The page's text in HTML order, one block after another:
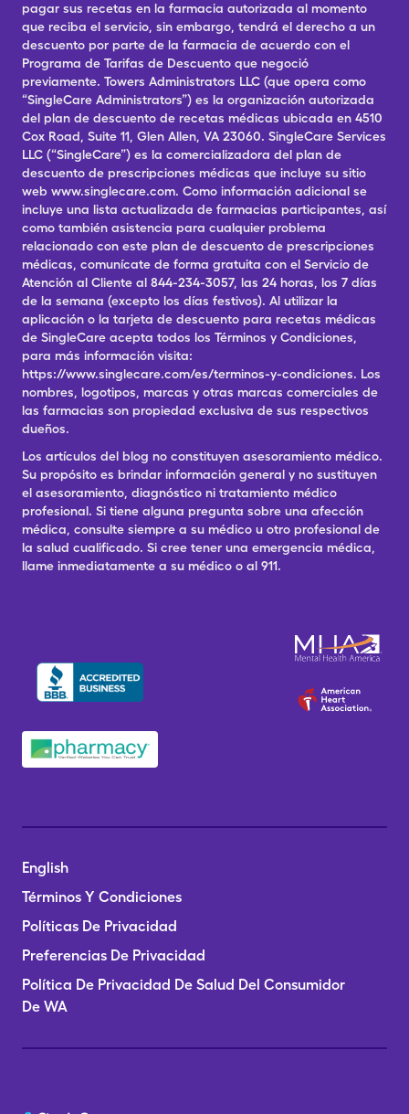
pagar sus recetas en la farmacia autorizada al momento
que reciba el servicio, sin embargo, tendrá el derecho a un
descuento por parte de la farmacia de acuerdo con el
Programa de Tarifas de Descuento que negoció
previamente. Towers Administrators LLC (que opera como
“SingleCare Administrators”) es la organización autorizada
del plan de descuento de recetas médicas ubicada en 4510
Cox Road, Suite 11, Glen Allen, VA 23060. SingleCare Services
LLC (“SingleCare”) es la comercializadora del plan de
descuento de prescripciones médicas que incluye su sitio
web www.singlecare.com. Como información adicional se
incluye una lista actualizada de farmacias participantes, así
como también asistencia para cualquier problema
relacionado con este plan de descuento de prescripciones
médicas, comunícate de forma gratuita con el Servicio de
Atención al Cliente al 844-234-3057, las 24 horas, los 7 días
de la semana (excepto los días festivos). Al utilizar la
aplicación o la tarjeta de descuento para recetas médicas
de SingleCare acepta todos los Términos y Condiciones,
para más información visita:
https://www.singlecare.com/es/terminos-y-condiciones. Los
nombres, logotipos, marcas y otras marcas comerciales de
las farmacias son propiedad exclusiva de sus respectivos
dueños.
Los artículos del blog no constituyen asesoramiento médico.
Su propósito es brindar información general y no sustituyen
el asesoramiento, diagnóstico ni tratamiento médico
profesional. Si tiene alguna pregunta sobre una afección
médica, consulte siempre a su médico u otro profesional de
la salud cualificado. Si cree tener una emergencia médica,
llame inmediatamente a su médico o al 911.
English
Términos Y Condiciones
Políticas De Privacidad
Preferencias De Privacidad
Política De Privacidad De Salud Del Consumidor
De WA